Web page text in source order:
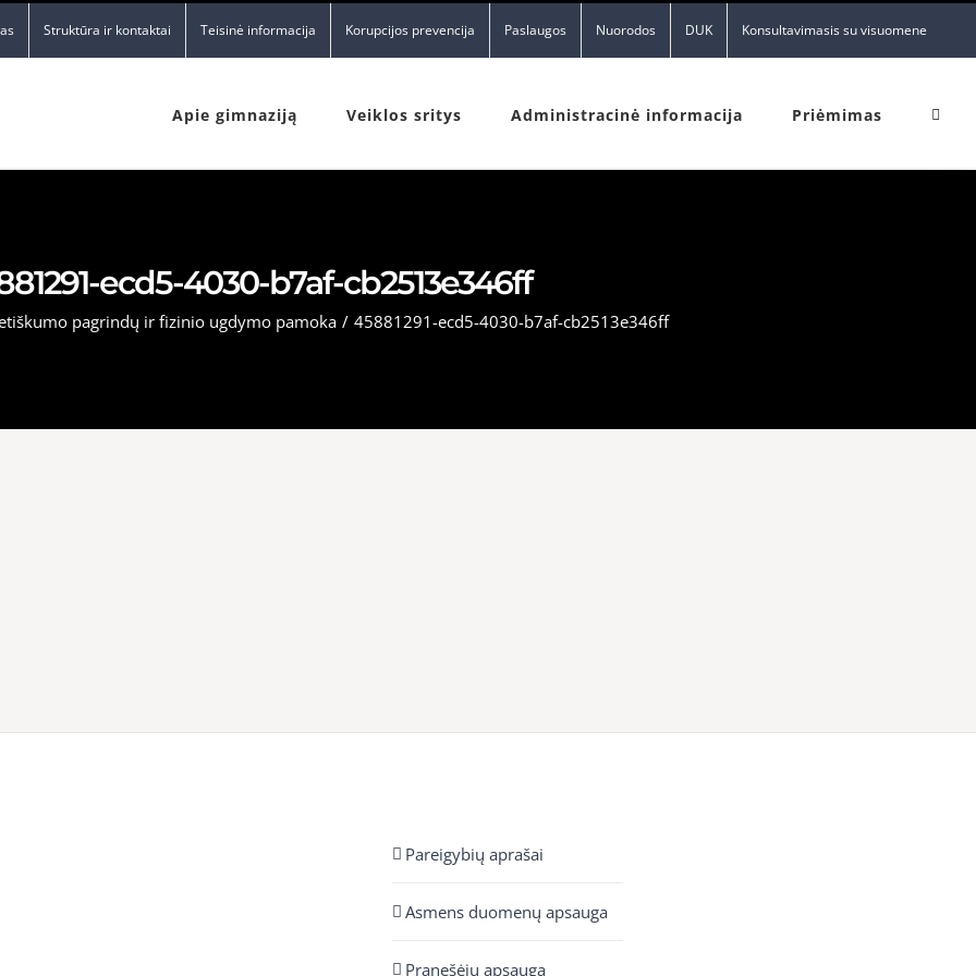
Struktūra ir kontaktai Teisinė informacija Korupcijos prevencija Paslaugos Nuorodos DUK Konsultavimasis su visuomene
Apie gimnaziją Veiklos sritys Administracinė informacija Priėmimas
ecd5-4030-b7af-cb2513e346ff
pagrindų ir fizinio ugdymo pamoka / 45881291-ecd5-4030-b7af-cb2513e346ff
Pareigybių aprašai
Asmens duomenų apsauga
Pranešėjų apsauga